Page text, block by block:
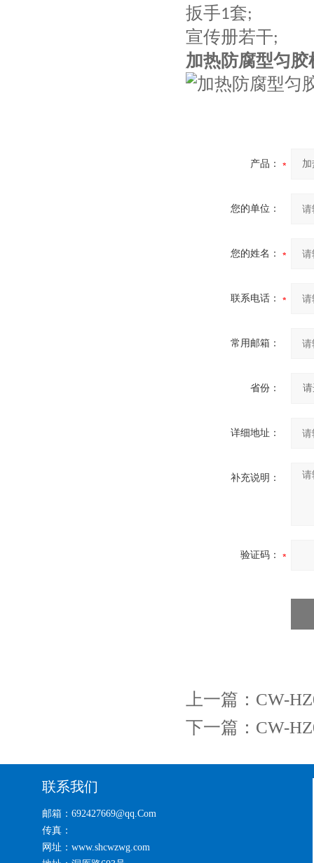
扳手1套;
宣传册若干;
加热防腐型匀胶
产品：
您的单位：
您的姓名：
联系电话：
常用邮箱：
省份：
详细地址：
补充说明：
验证码：
上一篇： CW-
下一篇： CW-
联系我们
邮箱：692427669@qq.Com
传真：
网址：www.shcwzwg.com